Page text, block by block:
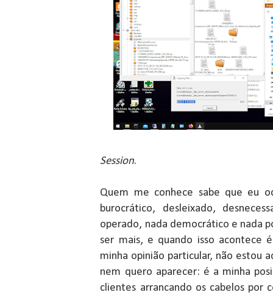
Session.
Quem me conhece sabe que eu
burocrático, desleixado,
operado, nada democrático e nada
ser mais, e quando isso acontece
minha opinião particular, não estou
nem quero aparecer: é a minha
clientes arrancando os cabelos por